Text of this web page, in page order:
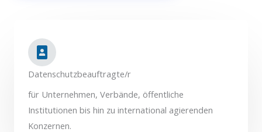
Datenschutzbeauftragte/r
für Unternehmen, Verbände, öffentliche
Institutionen bis hin zu international agierenden
Konzernen.